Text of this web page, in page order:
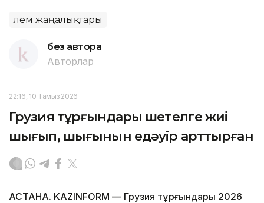
Әлем жаңалықтары
без автора
Авторлар
22:16, 10 Тамыз 2026
Грузия тұрғындары шетелге жиі
шығып, шығынын едәуір арттырған
АСТАНА. KAZINFORM — Грузия тұрғындары 2026